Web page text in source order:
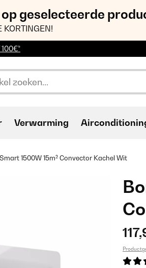
geselecteerde
Verwarming
1500W 15m² Convector Kachel Wit